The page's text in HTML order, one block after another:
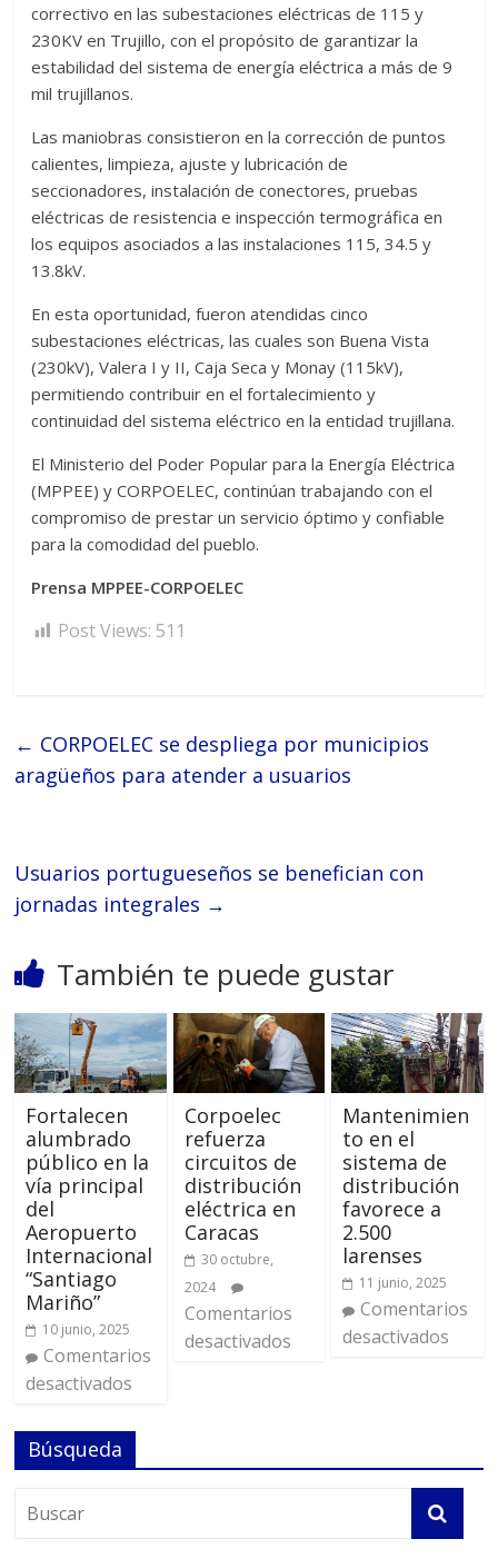
correctivo en las subestaciones eléctricas de 115 y
230KV en Trujillo, con el propósito de garantizar la
estabilidad del sistema de energía eléctrica a más de 9
mil trujillanos.
Las maniobras consistieron en la corrección de puntos
calientes, limpieza, ajuste y lubricación de
seccionadores, instalación de conectores, pruebas
eléctricas de resistencia e inspección termográfica en
los equipos asociados a las instalaciones 115, 34.5 y
13.8kV.
En esta oportunidad, fueron atendidas cinco
subestaciones eléctricas, las cuales son Buena Vista
(230kV), Valera I y II, Caja Seca y Monay (115kV),
permitiendo contribuir en el fortalecimiento y
continuidad del sistema eléctrico en la entidad trujillana.
El Ministerio del Poder Popular para la Energía Eléctrica
(MPPEE) y CORPOELEC, continúan trabajando con el
compromiso de prestar un servicio óptimo y confiable
para la comodidad del pueblo.
Prensa MPPEE-CORPOELEC
Post Views: 511
← CORPOELEC se despliega por municipios
aragüeños para atender a usuarios
Usuarios portugueseños se benefician con
jornadas integrales →
También te puede gustar
Fortalecen
alumbrado
público en la
vía principal
del
Aeropuerto
Internacional
“Santiago
Mariño”
10 junio, 2025
Comentarios
desactivados
Corpoelec
refuerza
circuitos de
distribución
eléctrica en
Caracas
30 octubre,
2024
Comentarios
desactivados
Mantenimien
to en el
sistema de
distribución
favorece a
2.500
larenses
11 junio, 2025
Comentarios
desactivados
Búsqueda